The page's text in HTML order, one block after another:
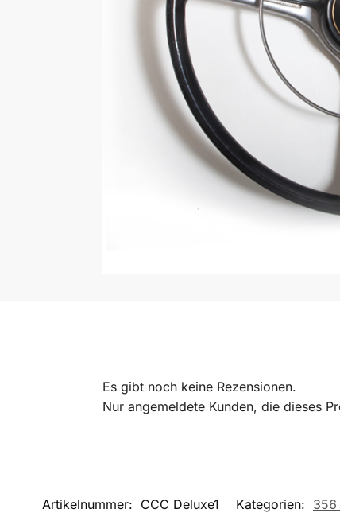
Es gibt noch keine Rezensionen.
Nur angemeldete Kunden, die dieses
Artikelnummer: CCC Deluxe1 Kategorien: 356